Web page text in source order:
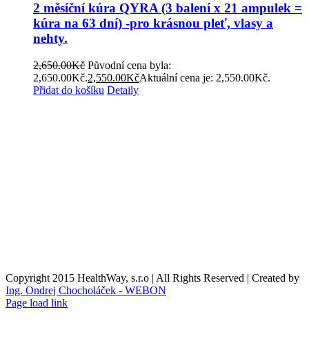
2 měsíční kúra QYRA (3 balení x 21 ampulek =
kúra na 63 dní) -pro krásnou pleť, vlasy a
nehty.
2,650.00Kč Původní cena byla:
2,650.00Kč.2,550.00KčAktuální cena je: 2,550.00Kč.
Přidat do košíku Detaily
Copyright 2015 HealthWay, s.r.o | All Rights Reserved | Created by
Ing. Ondrej Chocholáček - WEBON
Page load link